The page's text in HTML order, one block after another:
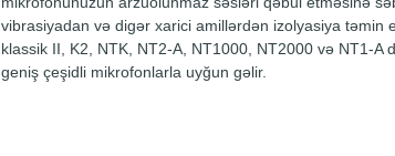
vibrasiyadan və digər xarici amillərdən izolyasiya təmin
klassik II, K2, NTK, NT2-A, NT1000, NT2000 və NT1-A
geniş çeşidli mikrofonlarla uyğun gəlir.